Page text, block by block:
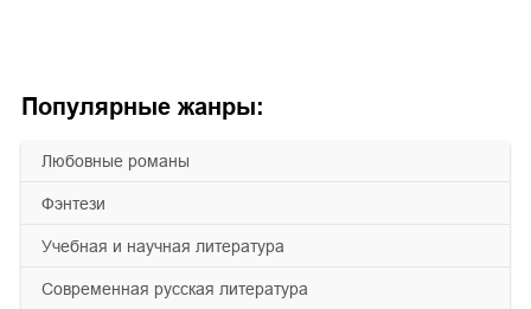
Популярные жанры:
любовные романы
фэнтези
учебная и научная литература
современная русская литература